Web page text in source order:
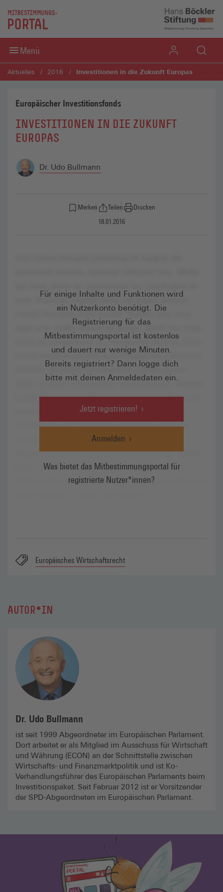
Direkt zum Inhaltsbereich
Direkt zum Fußbereich
Menü
Aktuelles 2016 Investitionen in die Zukunft Europas
Europäischer Investitionsfonds
INVESTITIONEN IN DIE ZUKUNFT
EUROPAS
Dr. Udo Bullmann
Merken Teilen
Drucken
18.01.2016
Für einige Inhalte und Funktionen wird
ein Nutzerkonto benötigt. Die
Registrierung für das
Mitbestimmungsportal ist kostenlos
und dauert nur wenige Minuten.
Bereits registriert? Dann logge dich
bitte mit deinen Anmeldedaten ein.
Jetzt registrieren!
Anmelden
Was bietet das Mitbestimmungsportal für
registrierte Nutzer*innen?
Europäisches Wirtschaftsrecht
AUTOR*IN
Dr. Udo Bullmann
ist seit 1999 Abgeordneter im Europäischen Parlament.
Dort arbeitet er als Mitglied im Ausschuss für Wirtschaft
und Währung (ECON) an der Schnittstelle zwischen
Wirtschafts- und Finanzmarktpolitik und ist Ko-
Verhandlungsführer des Europäischen Parlaments beim
Investitionspaket. Seit Februar 2012 ist er Vorsitzender
der SPD-Abgeordneten im Europäischen Parlament.